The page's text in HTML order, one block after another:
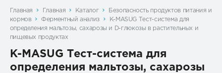
Главная Главная Каталог
Безопасность продуктов питания и
кормов
Ферментный анализ
K-MASUG Тест-система для
определения мальтозы, сахарозы и D-глюкозы в растительных и
пищевых продуктах
K-MASUG Тест-система для
определения мальтозы, сахарозы